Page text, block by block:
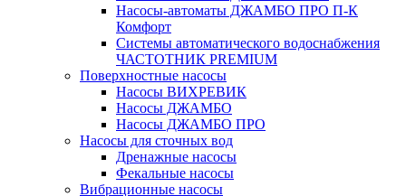
Насосы-автоматы ДЖАМБО ПРО П-К
Комфорт
Системы автоматического водоснабжения
ЧАСТОТНИК PREMIUM
Поверхностные насосы
Насосы ВИХРЕВИК
Насосы ДЖАМБО
Насосы ДЖАМБО ПРО
Насосы для сточных вод
Дренажные насосы
Фекальные насосы
Вибрационные насосы